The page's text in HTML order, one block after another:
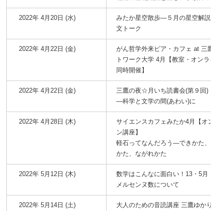
2022年 4月20日 (水)
みたか星空散歩―５月の星空解説
文トーク
2022年 4月22日 (金)
がん哲学外来ピア・カフェ at 三鷹
トワーク大学 4月【教室・オンラ
同時開催】
2022年 4月22日 (金)
三鷹の夜☆月いち読書会(第９回)
―科学と文学の間(あわい)に
2022年 4月28日 (木)
サイエンスカフェみたか4月【オン
ン講座】
軽石ってなんだろう―できかた、
かた、ながれかた
2022年 5月12日 (木)
数学はこんなに面白い！13・5月
メルセンヌ数について
2022年 5月14日 (土)
大人のための音読講座 三鷹ゆかり